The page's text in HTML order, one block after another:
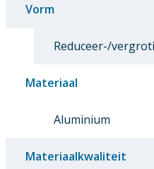
Vorm
Reduceer-/
Materiaal
Aluminium
Materiaalkwaliteit